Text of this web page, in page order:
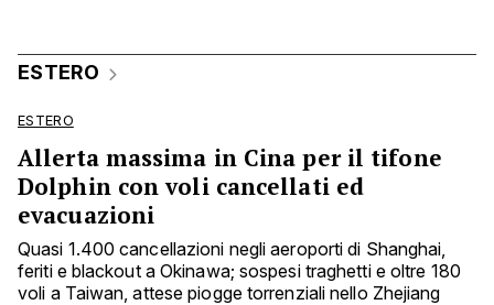
ESTERO
ESTERO
Allerta massima in Cina per il tifone
Dolphin con voli cancellati ed
evacuazioni
Quasi 1.400 cancellazioni negli aeroporti di Shanghai,
feriti e blackout a Okinawa; sospesi traghetti e oltre 180
voli a Taiwan, attese piogge torrenziali nello Zhejiang